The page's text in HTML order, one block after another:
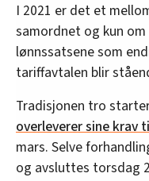
I 2021 er det et
samordnet og kun
lønnssatsene som
tariffavtalen blir
Tradisjonen tro
overleverer sine krav
mars. Selve
og avsluttes torsdag